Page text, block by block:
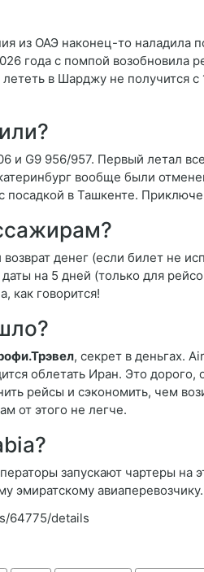
из ОАЭ наконец-то наладила
года с помпой возобновила
в Шарджу не получится с
и G9 956/957. Первый летал
вообще были
в Ташкенте.
денег (если билет не
на 5 дней (только для
как говорится!
, секрет в деньгах.
облетать Иран. Это
рейсы и сэкономить, чем
от этого не легче.
запускают чартеры на
эмиратскому
64775/details